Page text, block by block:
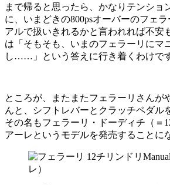
まで帰ると思ったら、かなりテンショ
に、いまどきの800psオーバーのフェ
アルで扱いきれるかと言われれば不安
は「そもそも、いまのフェラーリにマ
し……」という答えに行き着くわけで
ところが、またまたフェラーリさんが
んと、シフトレバーとクラッチペダル
その名もフェラーリ・ドーディチ（＝
アーレというモデルを発売することに